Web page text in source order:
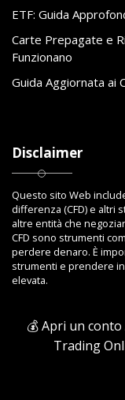
💰 Apri un conto
Trading
ETF: Guida
Carte Prepagate e
Funzionano
Guida Aggiornata ai
Disclaimer
Questo sito Web
differenza (CFD) e altri
altre entità che
CFD sono strumenti
perdere denaro. È
strumenti e prendere
elevata.
Copyright © 2023
Ipponium 8 - 89853